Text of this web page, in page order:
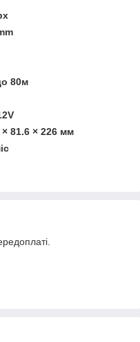
80м
× 81.6 × 226 мм